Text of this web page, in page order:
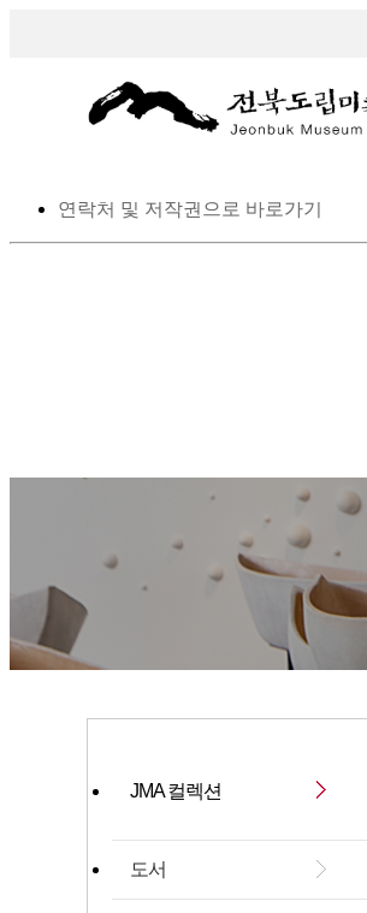
스킵 네비게이션
본문으로 바로가기
연락처 및 저작권으로 바로가기
JMA 컬렉션
도서